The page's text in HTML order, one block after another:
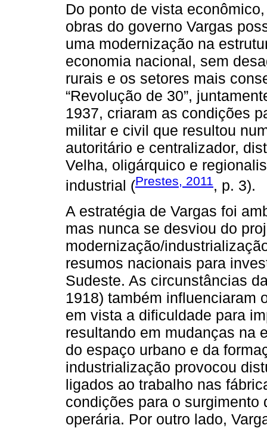
Do ponto de vista
obras do governo Vargas
uma modernização na
economia nacional, sem
rurais e os setores mais
“Revolução de 30”,
1937, criaram as condições
militar e civil que resultou
autoritário e centralizador,
Velha, oligárquico e
industrial (Prestes, 2011, p. 3).
A estratégia de Vargas foi
mas nunca se desviou do
modernização/
resumos nacionais para
Sudeste. As circunstâncias
1918) também influenciaram
em vista a dificuldade para
resultando em mudanças na
do espaço urbano e da
industrialização provocou
ligados ao trabalho nas
condições para o
operária. Por outro lado,